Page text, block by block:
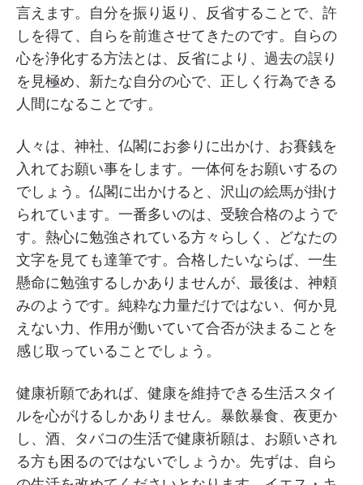
言えます。自分を振り返り、反省することで、許
しを得て、自らを前進させてきたのです。自らの
心を浄化する方法とは、反省により、過去の誤り
を見極め、新たな自分の心で、正しく行為できる
人間になることです。
人々は、神社、仏閣にお参りに出かけ、お賽銭を
入れてお願い事をします。一体何をお願いするの
でしょう。仏閣に出かけると、沢山の絵馬が掛け
られています。一番多いのは、受験合格のようで
す。熱心に勉強されている方々らしく、どなたの
文字を見ても達筆です。合格したいならば、一生
懸命に勉強するしかありませんが、最後は、神頼
みのようです。純粋な力量だけではない、何か見
えない力、作用が働いていて合否が決まることを
感じ取っていることでしょう。
健康祈願であれば、健康を維持できる生活スタイ
ルを心がけるしかありません。暴飲暴食、夜更か
し、酒、タバコの生活で健康祈願は、お願いされ
る方も困るのではないでしょうか。先ずは、自ら